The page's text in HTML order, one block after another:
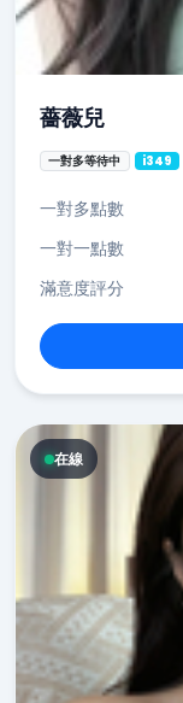
薔薇兒
一對多等待中 i349
一對多點數
一對一點數
滿意度評分
在線